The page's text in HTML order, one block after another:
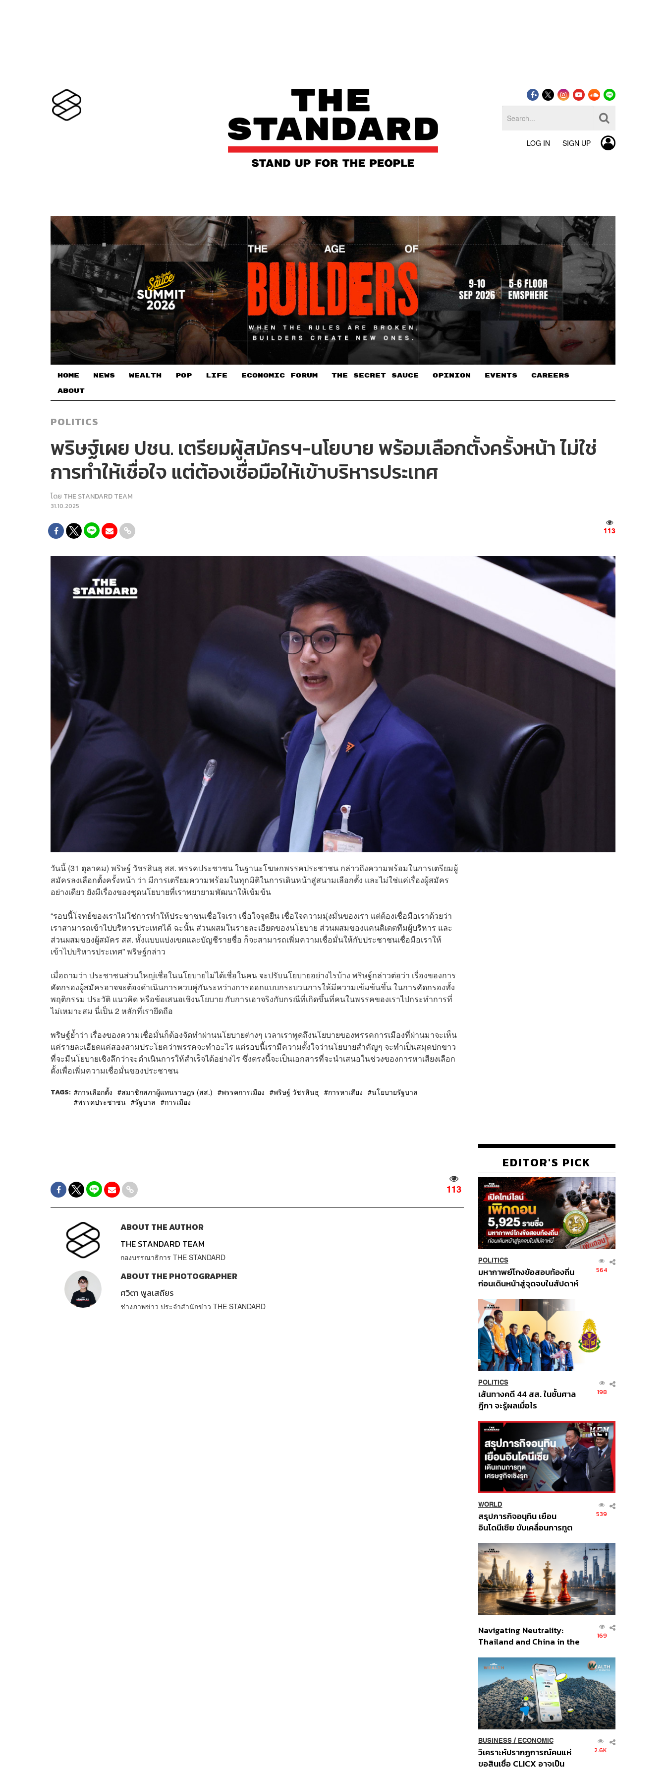
LOG IN SIGN UP
HOME NEWS WEALTH POP LIFE ECONOMIC FORUM THE SECRET SAUCE​ OPINION EVENTS CAREERS
ABOUT
POLITICS
พริษฐ์เผย ปชน. เตรียมผู้สมัครฯ-นโยบาย พร้อมเลือกตั้งครั้งหน้า ไม่ใช่
การทำให้เชื่อใจ แต่ต้องเชื่อมือให้เข้าบริหารประเทศ
โดย THE STANDARD TEAM
31.10.2025
113
วันนี้ (31 ตุลาคม) พริษฐ์ วัชรสินธุ สส. พรรคประชาชน ในฐานะโฆษกพรรคประชาชน กล่าวถึงความพร้อมในการเตรียมผู้
สมัครลงเลือกตั้งครั้งหน้า ว่า มีการเตรียมความพร้อมในทุกมิติในการเดินหน้าสู่สนามเลือกตั้ง และไม่ใช่แค่เรื่องผู้สมัคร
อย่างเดียว ยังมีเรื่องของชุดนโยบายที่เราพยายามพัฒนาให้เข้มข้น
“รอบนี้โจทย์ของเราไม่ใช่การทำให้ประชาชนเชื่อใจเรา เชื่อใจจุดยืน เชื่อใจความมุ่งมั่นของเรา แต่ต้องเชื่อมือเราด้วยว่า
เราสามารถเข้าไปบริหารประเทศได้ ฉะนั้น ส่วนผสมในรายละเอียดของนโยบาย ส่วนผสมของแคนดิเดตทีมผู้บริหาร และ
ส่วนผสมของผู้สมัคร สส. ทั้งแบบแบ่งเขตและบัญชีรายชื่อ ก็จะสามารถเพิ่มความเชื่อมั่นให้กับประชาชนเชื่อมือเราให้
เข้าไปบริหารประเทศ” พริษฐ์กล่าว
เมื่อถามว่า ประชาชนส่วนใหญ่เชื่อในนโยบายไม่ได้เชื่อในคน จะปรับนโยบายอย่างไรบ้าง พริษฐ์กล่าวต่อว่า เรื่องของการ
คัดกรองผู้สมัครอาจจะต้องดำเนินการควบคู่กันระหว่างการออกแบบกระบวนการให้มีความเข้มข้นขึ้น ในการคัดกรองทั้ง
พฤติกรรม ประวัติ แนวคิด หรือข้อเสนอเชิงนโยบาย กับการเอาจริงกับกรณีที่เกิดขึ้นที่คนในพรรคของเราไปกระทำการที่
ไม่เหมาะสม นี่เป็น 2 หลักที่เรายึดถือ
พริษฐ์ย้ำว่า เรื่องของความเชื่อมั่นก็ต้องจัดทำผ่านนโยบายต่างๆ เวลาเราพูดถึงนโยบายของพรรคการเมืองที่ผ่านมาจะเห็น
แค่รายละเอียดแค่สองสามประโยคว่าพรรคจะทำอะไร แต่รอบนี้เรามีความตั้งใจว่านโยบายสำคัญๆ จะทำเป็นสมุดปกขาว
ที่จะมีนโยบายเชิงลึกว่าจะดำเนินการให้สำเร็จได้อย่างไร ซึ่งตรงนี้จะเป็นเอกสารที่จะนำเสนอในช่วงของการหาเสียงเลือก
ตั้งเพื่อเพิ่มความเชื่อมั่นของประชาชน
TAGS: การเลือกตั้ง สมาชิกสภาผู้แทนราษฎร (สส.) พรรคการเมือง พริษฐ์ วัชรสินธุ การหาเสียง
นโยบายรัฐบาล
พรรคประชาชน
รัฐบาล การเมือง
113
ABOUT THE AUTHOR
THE STANDARD TEAM
กองบรรณาธิการ THE STANDARD
ABOUT THE PHOTOGRAPHER
ศวิตา พูลเสถียร
ช่างภาพข่าว ประจำสำนักข่าว THE STANDARD
EDITOR'S PICK
POLITICS
มหากาพย์โกงข้อสอบท้องถิ่น
ก่อนเดินหน้าสู่จุดจบในสัปดาห์
564
POLITICS
เส้นทางคดี 44 สส. ในชั้นศาล
ฎีกา จะรู้ผลเมื่อไร
198
WORLD
สรุปภารกิจอนุทิน เยือน
อินโดนีเซีย ขับเคลื่อนการทูต
ส่วนยุทธศาสตร์ไทย –
อินโดนีเซีย
539
Navigating Neutrality:
Thailand and China in the
Order
169
BUSINESS/ ECONOMIC
วิเคราะห์ปรากฏการณ์คนแห่
ขอสินเชื่อ CLICX อาจเป็น
2.6K